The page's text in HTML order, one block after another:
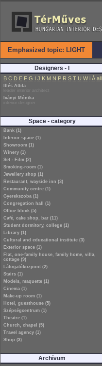
Emphasized topic: LIGHT
Designers - I
B C D E F G I J K M N P R S T U W i Á all
Illés Attila
leader interior architect
Iványi Mónika
interior designer
Space - category
Bank (1)
Interior space (1)
Showroom (1)
Winery (1)
Set - Film (2)
Smoking-room (1)
Jewellery shop (1)
Restaurant, wayside inn (3)
Community centre (1)
Gyerekszoba (1)
Congregation hall (1)
Office block (5)
Café, cake shop, bar (11)
Student dormitory, college (1)
Library (1)
Cultural and educational institute (3)
Exterior space (1)
Flat, one-family house, family home, villa,
cottage (9)
Látogatóközpont (2)
Stairs (1)
Models, maquette (1)
Cinema (1)
Make-up room (1)
Hotel, guesthouse (5)
Szépségcentrum (1)
Theatre (1)
Church, chapel (5)
Travel agency (1)
Shop (3)
Archívum